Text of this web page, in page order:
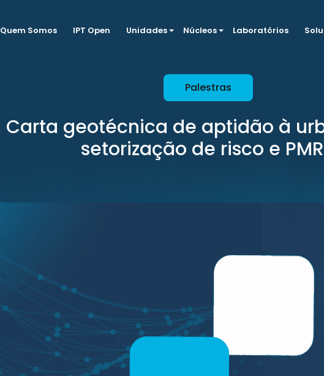
Quem Somos IPT Open Unidades Núcleos Laboratórios
Palestras
Carta geotécnica de aptidão à
setorização de risco e